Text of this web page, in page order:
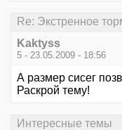
Re: Экстренное
Kaktyss
5 - 23.05.2009 - 18:56
А размер сисег
Раскрой тему!
Интересные темы